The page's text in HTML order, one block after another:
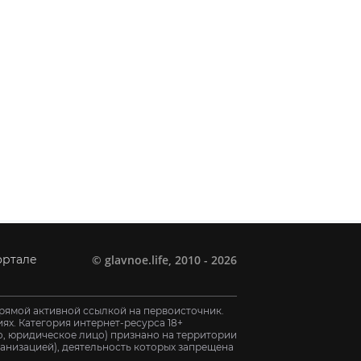
© glavnoe.life , 2010 - 2026
активной ссылкой на первоисточник.
Категория интернет-ресурса 18+
юридическое лицо) признано на территории
деятельность которых запрещена